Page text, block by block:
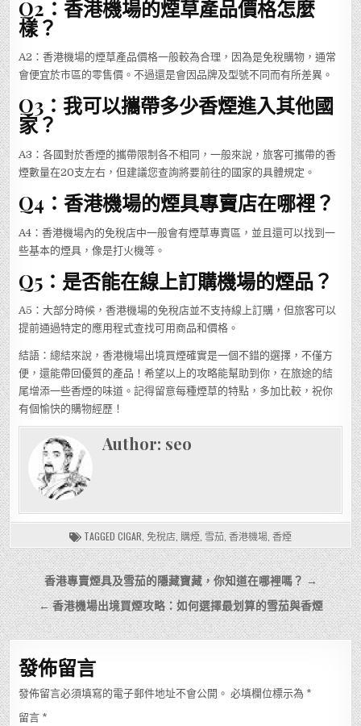
Q2：香港機場的煙草產品價格怎麼
樣？
A2：香港機場的煙草產品價格一般較為合理，因為是免稅購物，通常
會便宜於市區的零售價。不過還是會因品牌及型號不同而有所差異。
Q3：我可以攜帶多少香煙進入其他國
家？
A3：各國對於香煙的攜帶限制各不相同，一般來說，旅客可攜帶的香
煙數量在20支左右，但建議您查詢將要前往的國家的具體規定。
Q4：香港機場的煙具專賣店在哪裡？
A4：香港機場內的免稅店中一般會有煙草專賣區，並且還可以找到一
些基本的煙具，像是打火機等。
Q5：是否能在線上訂購機場的煙品？
A5：大部分時候，香港機場的免稅店並不支持線上訂購，但旅客可以
提前通過特定的應用程式查找可用商品和價格。
結語：總結來說，香港機場出境買煙確實是一個不錯的選擇，不僅方
便，還能帶回優質的產品！希望以上的攻略能幫助到你，在旅途的結
尾增添一些香煙的味道。記得留意每種煙草的特點，多加比較，祝你
有個愉快的購物經歷！
Author: seo
TAGGED CIGAR 免稅店 購煙 雪茄 香港機場 香煙
文
章
導
覽
香港專賣煙具及雪茄的隱藏寶藏，你知道在哪裡嗎？ →
← 香港機場出境買煙攻略：如何選擇最划算的雪茄與香煙
發佈留言
發佈留言必須填寫的電子郵件地址不會公開。 必填欄位標示為 *
留言 *